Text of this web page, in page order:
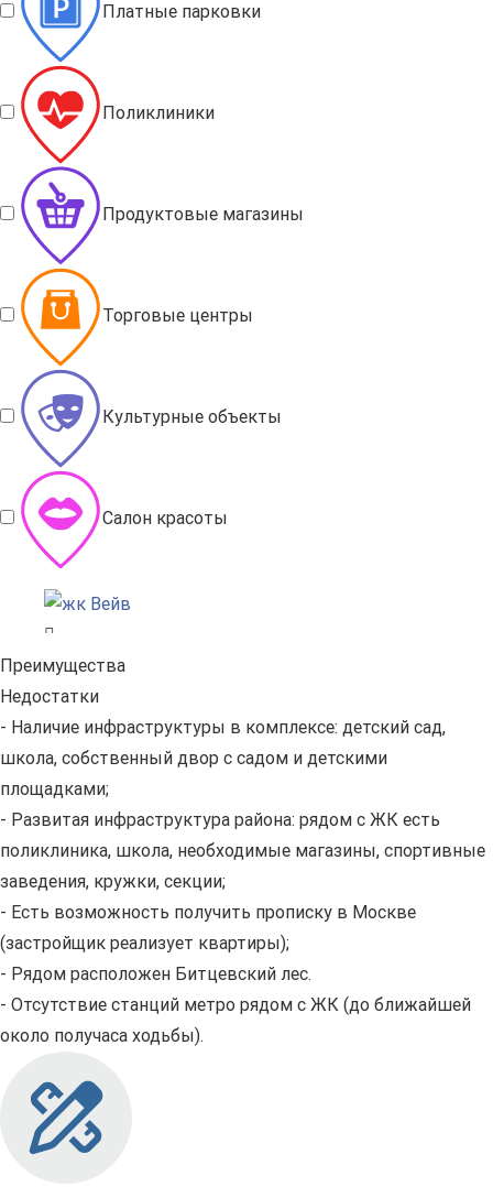
Платные парковки
Поликлиники
Продуктовые магазины
Торговые центры
Культурные объекты
Салон красоты
Преимущества
Недостатки
- Наличие инфраструктуры в комплексе: детский сад,
школа, собственный двор с садом и детскими
площадками;
- Развитая инфраструктура района: рядом с ЖК есть
поликлиника, школа, необходимые магазины, спортивные
заведения, кружки, секции;
- Есть возможность получить прописку в Москве
(застройщик реализует квартиры);
- Рядом расположен Битцевский лес.
- Отсутствие станций метро рядом с ЖК (до ближайшей
около получаса ходьбы).